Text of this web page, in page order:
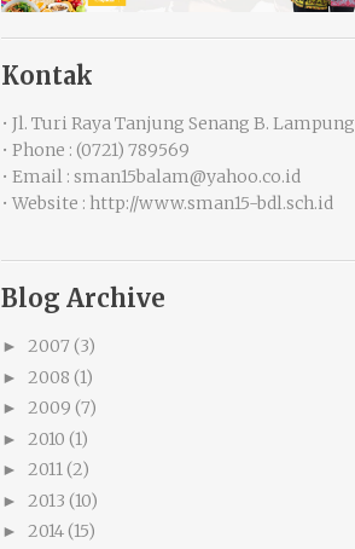
Kontak
• Jl. Turi Raya Tanjung Senang B. Lampung
• Phone : (0721) 789569
• Email : sman15balam@yahoo.co.id
• Website : http://www.sman15-bdl.sch.id
Blog Archive
► 2007 (3)
► 2008 (1)
► 2009 (7)
► 2010 (1)
► 2011(2)
► 2013 (10)
► 2014(15)